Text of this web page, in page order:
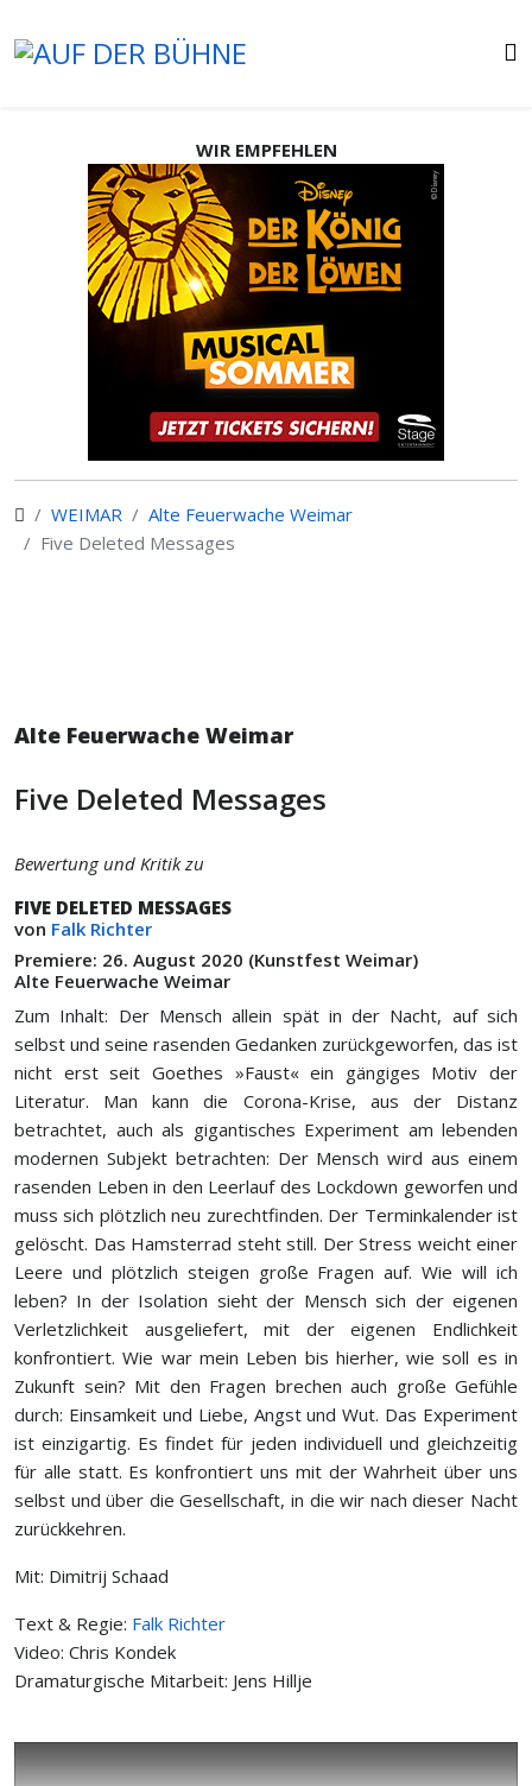
WIR EMPFEHLEN
WEIMAR
Alte Feuerwache Weimar
Five Deleted Messages
Alte Feuerwache Weimar
Five Deleted Messages
Bewertung und Kritik zu
FIVE DELETED MESSAGES
von Falk Richter
Premiere: 26. August 2020 (Kunstfest Weimar)
Alte Feuerwache Weimar
Zum Inhalt: Der Mensch allein spät in der Nacht, auf sich
selbst und seine rasenden Gedanken zurückgeworfen, das ist
nicht erst seit Goethes »Faust« ein gängiges Motiv der
Literatur. Man kann die Corona-Krise, aus der Distanz
betrachtet, auch als gigantisches Experiment am lebenden
modernen Subjekt betrachten: Der Mensch wird aus einem
rasenden Leben in den Leerlauf des Lockdown geworfen und
muss sich plötzlich neu zurechtfinden. Der Terminkalender ist
gelöscht. Das Hamsterrad steht still. Der Stress weicht einer
Leere und plötzlich steigen große Fragen auf. Wie will ich
leben? In der Isolation sieht der Mensch sich der eigenen
Verletzlichkeit ausgeliefert, mit der eigenen Endlichkeit
konfrontiert. Wie war mein Leben bis hierher, wie soll es in
Zukunft sein? Mit den Fragen brechen auch große Gefühle
durch: Einsamkeit und Liebe, Angst und Wut. Das Experiment
ist einzigartig. Es findet für jeden individuell und gleichzeitig
für alle statt. Es konfrontiert uns mit der Wahrheit über uns
selbst und über die Gesellschaft, in die wir nach dieser Nacht
zurückkehren.
Mit: Dimitrij Schaad
Text & Regie: Falk Richter
Video: Chris Kondek
Dramaturgische Mitarbeit: Jens Hillje